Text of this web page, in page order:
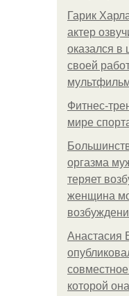
Гарик
актер
оказался в
своей
Фитнес-
мире
оргазма
теряет
женщина
Анастасия
которой